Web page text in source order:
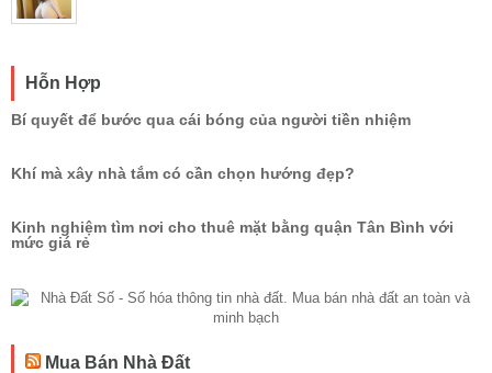
Hỗn Hợp
Bí quyết để bước qua cái bóng của người tiền nhiệm
Khí mà xây nhà tắm có cần chọn hướng đẹp?
Kinh nghiệm tìm nơi cho thuê mặt bằng quận Tân Bình với
mức giá rẻ
Mua Bán Nhà Đất